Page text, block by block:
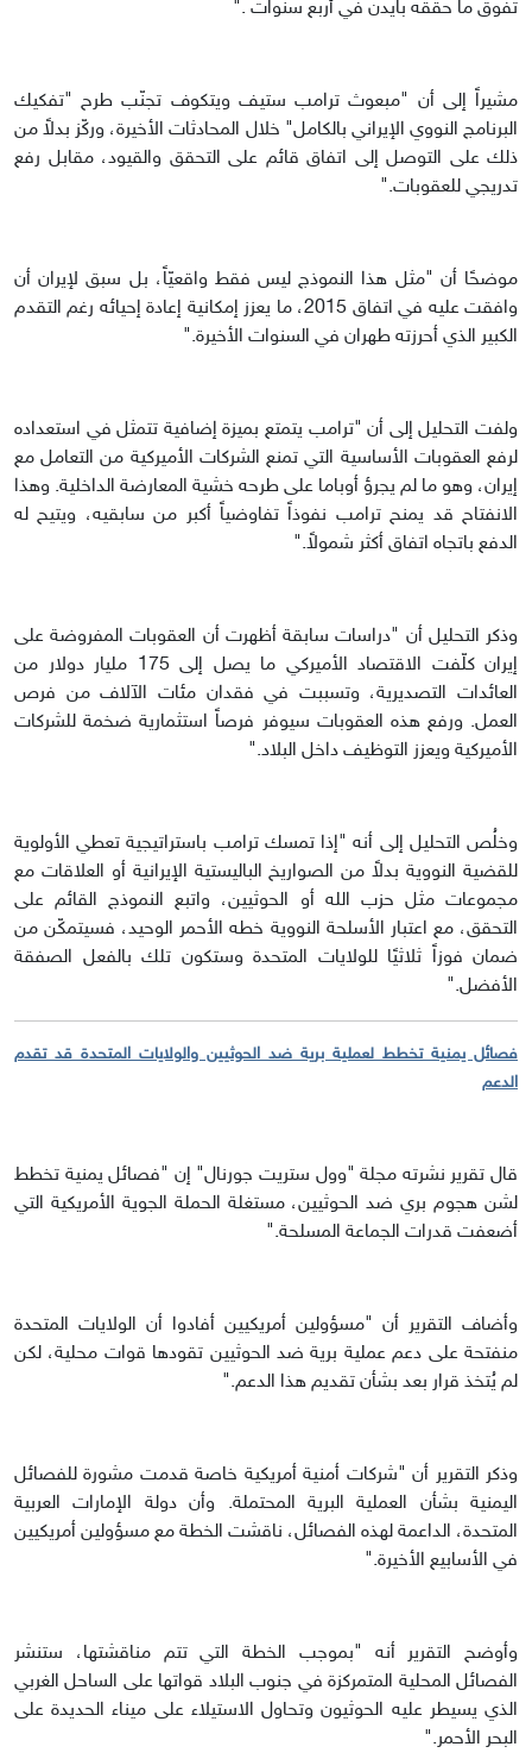
تفوق ما حققه بايدن في أربع سنوات ."
مشيراً إلى أن "مبعوث ترامب ستيف ويتكوف تجنّب طرح "تفكيك
البرنامج النووي الإيراني بالكامل" خلال المحادثات الأخيرة، وركّز بدلاً من
ذلك على التوصل إلى اتفاق قائم على التحقق والقيود، مقابل رفع
تدريجي للعقوبات."
موضحًا أن "مثل هذا النموذج ليس فقط واقعيّاً، بل سبق لإيران أن
وافقت عليه في اتفاق 2015، ما يعزز إمكانية إعادة إحيائه رغم التقدم
الكبير الذي أحرزته طهران في السنوات الأخيرة."
ولفت التحليل إلى أن "ترامب يتمتع بميزة إضافية تتمثل في استعداده
لرفع العقوبات الأساسية التي تمنع الشركات الأميركية من التعامل مع
إيران، وهو ما لم يجرؤ أوباما على طرحه خشية المعارضة الداخلية. وهذا
الانفتاح قد يمنح ترامب نفوذاً تفاوضياً أكبر من سابقيه، ويتيح له
الدفع باتجاه اتفاق أكثر شمولاً."
وذكر التحليل أن "دراسات سابقة أظهرت أن العقوبات المفروضة على
إيران كلّفت الاقتصاد الأميركي ما يصل إلى 175 مليار دولار من
العائدات التصديرية، وتسببت في فقدان مئات الآلاف من فرص
العمل. ورفع هذه العقوبات سيوفر فرصاً استثمارية ضخمة للشركات
الأميركية ويعزز التوظيف داخل البلاد."
وخلُص التحليل إلى أنه "إذا تمسك ترامب باستراتيجية تعطي الأولوية
للقضية النووية بدلاً من الصواريخ الباليستية الإيرانية أو العلاقات مع
مجموعات مثل حزب الله أو الحوثيين، واتبع النموذج القائم على
التحقق، مع اعتبار الأسلحة النووية خطه الأحمر الوحيد، فسيتمكّن من
ضمان فوزاً ثلاثيًا للولايات المتحدة وستكون تلك بالفعل الصفقة
الأفضل."
فصائل يمنية تخطط لعملية برية ضد الحوثيين والولايات المتحدة قد تقدم
الدعم
قال تقرير نشرته مجلة "وول ستريت جورنال" إن "فصائل يمنية تخطط
لشن هجوم بري ضد الحوثيين، مستغلة الحملة الجوية الأمريكية التي
أضعفت قدرات الجماعة المسلحة."
وأضاف التقرير أن "مسؤولين أمريكيين أفادوا أن الولايات المتحدة
منفتحة على دعم عملية برية ضد الحوثيين تقودها قوات محلية، لكن
لم يُتخذ قرار بعد بشأن تقديم هذا الدعم."
وذكر التقرير أن "شركات أمنية أمريكية خاصة قدمت مشورة للفصائل
اليمنية بشأن العملية البرية المحتملة. وأن دولة الإمارات العربية
المتحدة، الداعمة لهذه الفصائل، ناقشت الخطة مع مسؤولين أمريكيين
في الأسابيع الأخيرة."
وأوضح التقرير أنه "بموجب الخطة التي تتم مناقشتها، ستنشر
الفصائل المحلية المتمركزة في جنوب البلاد قواتها على الساحل الغربي
الذي يسيطر عليه الحوثيون وتحاول الاستيلاء على ميناء الحديدة على
البحر الأحمر."